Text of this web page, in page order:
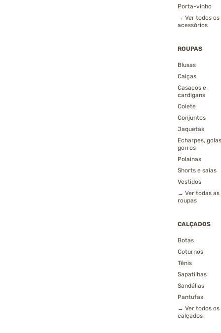
Porta-vinho
→ Ver todos os
acessórios
ROUPAS
Blusas
Calças
Casacos e
cardigans
Colete
Conjuntos
Jaquetas
Echarpes,
gorros
Polainas
Shorts e saias
Vestidos
→ Ver todas as
roupas
CALÇADOS
Botas
Coturnos
Tênis
Sapatilhas
Sandálias
Pantufas
→ Ver todos os
calçados